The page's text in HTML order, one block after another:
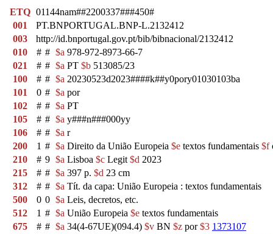
ETQ 01144nam##2200337###450#
001
PT.BNPORTUGAL.BNP-L.2132412
003
http://id.bnportugal.gov.pt/bib/bibnacional/2132412
010
# # $a 978-972-8973-66-7
021
# # $a PT $b 513085/23
100
# # $a 20230523d2023####k##y0pory01030103ba
101
0 # $a por
102
# # $a PT
105
# # $a y###n###000yy
106
# # $a r
200
1 # $a Direito da União Europeia $e textos fundamentais $f
210
# 9 $a Lisboa $c Legit $d 2023
215
# # $a 397 p. $d 23 cm
312
# # $a Tít. da capa: União Europeia : textos fundamentais
500
0 0 $a Leis, decretos, etc.
512
1 # $a União Europeia $e textos fundamentais
675
# # $a 34(4-67UE)(094.4) $v BN $z por$3 1373107